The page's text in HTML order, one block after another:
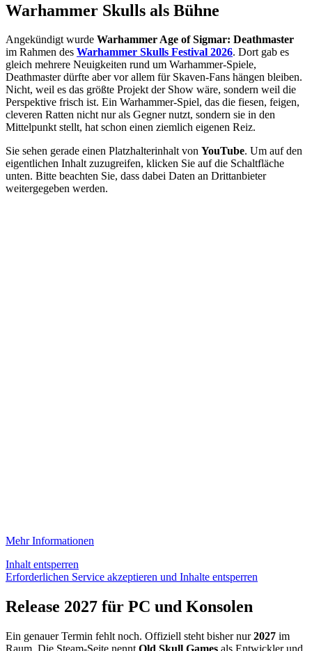
Warhammer Skulls als Bühne
Angekündigt wurde Warhammer Age of Sigmar: Deathmaster
im Rahmen des Warhammer Skulls Festival 2026. Dort gab es
gleich mehrere Neuigkeiten rund um Warhammer-Spiele,
Deathmaster dürfte aber vor allem für Skaven-Fans hängen bleiben.
Nicht, weil es das größte Projekt der Show wäre, sondern weil die
Perspektive frisch ist. Ein Warhammer-Spiel, das die fiesen, feigen,
cleveren Ratten nicht nur als Gegner nutzt, sondern sie in den
Mittelpunkt stellt, hat schon einen ziemlich eigenen Reiz.
Sie sehen gerade einen Platzhalterinhalt von YouTube. Um auf den
eigentlichen Inhalt zuzugreifen, klicken Sie auf die Schaltfläche
unten. Bitte beachten Sie, dass dabei Daten an Drittanbieter
weitergegeben werden.
Mehr Informationen
Inhalt entsperren
Erforderlichen Service akzeptieren und Inhalte entsperren
Release 2027 für PC und Konsolen
Ein genauer Termin fehlt noch. Offiziell steht bisher nur2027 im